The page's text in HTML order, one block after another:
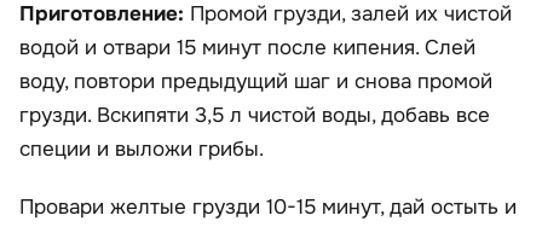
Приготовление: Промой грузди, залей их чистой
водой и отвари 15 минут после кипения. Слей
воду, повтори предыдущий шаг и снова промой
грузди. Вскипяти 3,5 л чистой воды, добавь все
специи и выложи грибы.
Провари желтые грузди 10-15 минут, дай остыть и